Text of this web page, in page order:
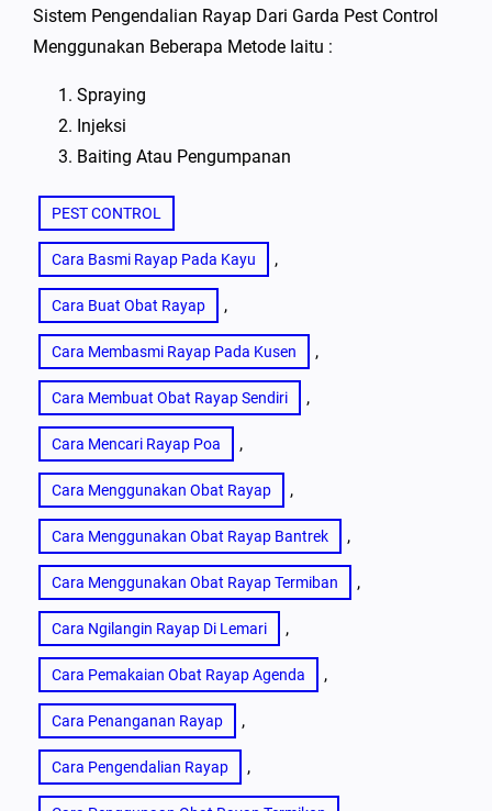
Sistem Pengendalian Rayap Dari Garda Pest Control
Menggunakan Beberapa Metode Iaitu :
Spraying
Injeksi
Baiting Atau Pengumpanan
PEST CONTROL
Cara Basmi Rayap Pada Kayu ,
Cara Buat Obat Rayap ,
Cara Membasmi Rayap Pada Kusen ,
Cara Membuat Obat Rayap Sendiri ,
Cara Mencari Rayap Poa ,
Cara Menggunakan Obat Rayap ,
Cara Menggunakan Obat Rayap Bantrek ,
Cara Menggunakan Obat Rayap Termiban ,
Cara Ngilangin Rayap Di Lemari ,
Cara Pemakaian Obat Rayap Agenda ,
Cara Penanganan Rayap ,
Cara Pengendalian Rayap ,